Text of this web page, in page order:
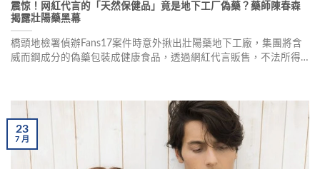
震惊！网紅代言的「天然保健品」竟是地下工厂偽藥？藥師陳春森
揭露壯陽藥黑幕
橋頭地檢署偵辦Fans17案件時意外揪出壯陽藥地下工廠，集團將含
威而鋼成分的偽藥包裝成健康食品，透過網紅代言販售，不法所得
23
7月